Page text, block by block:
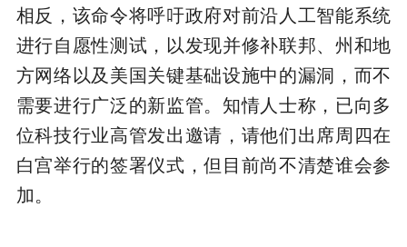
相反，该命令将呼吁政府对前沿人工智能系统
进行自愿性测试，以发现并修补联邦、州和地
方网络以及美国关键基础设施中的漏洞，而不
需要进行广泛的新监管。知情人士称，已向多
位科技行业高管发出邀请，请他们出席周四在
白宫举行的签署仪式，但目前尚不清楚谁会参
加。